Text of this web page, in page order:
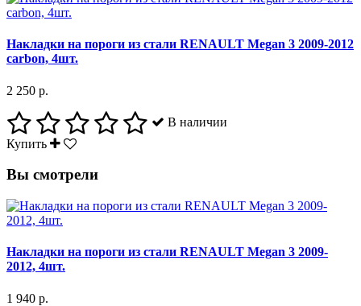
Накладки на пороги из стали RENAULT Megan 3 2009-2012
carbon, 4шт.
2 250 р.
В наличии
Купить
Вы смотрели
Накладки на пороги из стали RENAULT Megan 3 2009-
2012, 4шт.
1 940 р.